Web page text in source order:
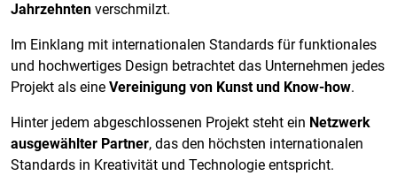
Jahrzehnten verschmilzt.
Im Einklang mit internationalen Standards für funktionales
und hochwertiges Design betrachtet das Unternehmen jedes
Projekt als eine Vereinigung von Kunst und Know-how.
Hinter jedem abgeschlossenen Projekt steht ein Netzwerk
ausgewählter Partner, das den höchsten internationalen
Standards in Kreativität und Technologie entspricht.